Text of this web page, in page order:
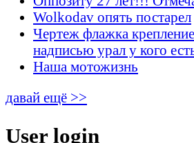
Wolkodav опять постарел
Чертеж флажка
надписью урал у кого
Наша мотожизнь
давай ещё >>
User login